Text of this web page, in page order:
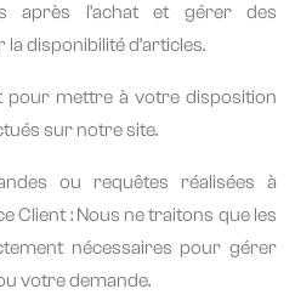
après l’achat et gérer des
disponibilité d’articles.
pour mettre à votre disposition
sur notre site.
ou requêtes réalisées à
Client : Nous ne traitons que les
nécessaires pour gérer
votre demande.